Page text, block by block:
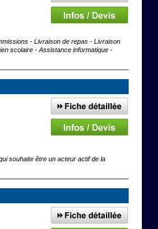
- Livraison de repas - Livraison
scolaire - Assistance informatique -
souhaite être un acteur actif de la